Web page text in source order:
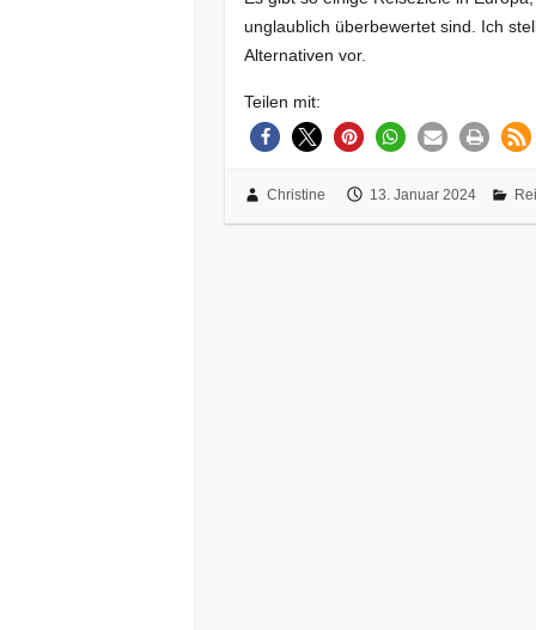
unglaublich überbewertet sind. Ich
Alternativen vor.
Teilen mit:
Christine 13. Januar 2024